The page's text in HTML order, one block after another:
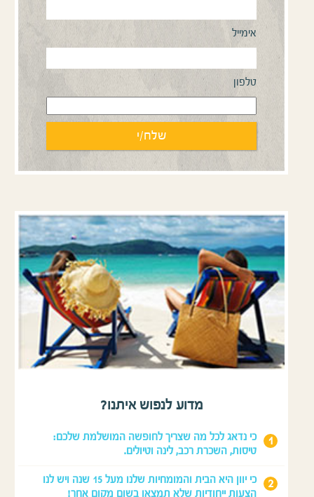
אימייל
טלפון
מדוע לנפוש איתנו?
כי נדאג לכל מה שצריך לחופשה המושלמת שלכם:
טיסות, השכרת רכב, לינה וטיולים.
כי יוון היא הבית והמומחיות שלנו מעל 15 שנה ויש לנו
הצעות ייחודיות שלא תמצאו בשום מקום אחר!